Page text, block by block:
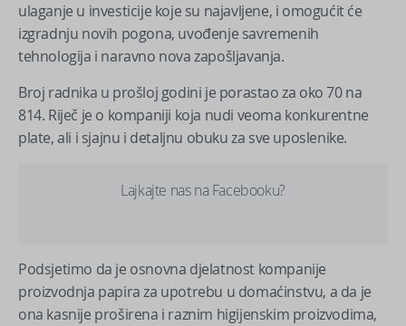
ulaganje u investicije koje su najavljene, i omogućit će
izgradnju novih pogona, uvođenje savremenih
tehnologija i naravno nova zapošljavanja.
Broj radnika u prošloj godini je porastao za oko 70 na
814. Riječ je o kompaniji koja nudi veoma konkurentne
plate, ali i sjajnu i detaljnu obuku za sve uposlenike.
Lajkajte nas na Facebooku?
Podsjetimo da je osnovna djelatnost kompanije
proizvodnja papira za upotrebu u domaćinstvu, a da je
ona kasnije proširena i raznim higijenskim proizvodima,